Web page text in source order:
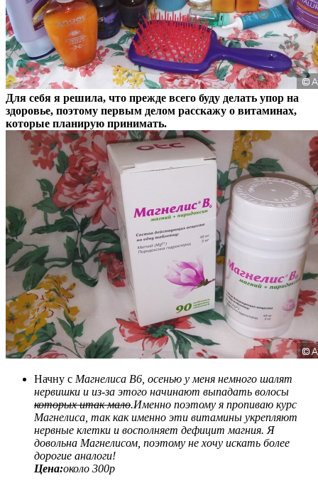
Для себя я решила, что прежде всего буду делать упор на
здоровье, поэтому первым делом расскажу о витаминах,
которые планирую принимать.
Начну с Магнелиса В6 , осенью у меня немного шалят
нервишки и из-за этого начинают выпадать волосы
которых итак мало.Именно поэтому я пропиваю курс
Магнелиса, так как именно эти витамины укрепляют
нервные клетки и восполняет дефицит магния. Я
довольна Магнелисом, поэтому не хочу искать более
дорогие аналоги!
Цена:около 300р